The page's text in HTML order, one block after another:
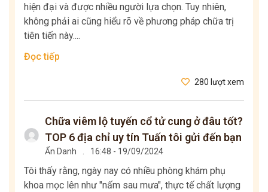
hiện đại và được nhiều người lựa chọn. Tuy nhiên,
không phải ai cũng hiểu rõ về phương pháp chữa trị
tiên tiến này....
Đọc tiếp
280 lượt xem
Chữa viêm lộ tuyến cổ tử cung ở đâu tốt?
TOP 6 địa chỉ uy tín Tuấn tôi gửi đến bạn
Ẩn Danh 16:48 - 19/09/2024
Tôi thấy rằng, ngày nay có nhiều phòng khám phụ
khoa mọc lên như "nấm sau mưa", thực tế chất lượng